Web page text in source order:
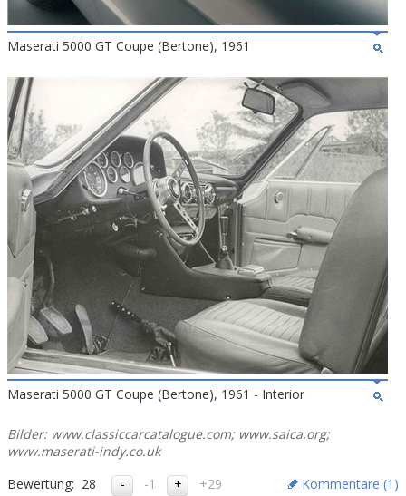
Maserati 5000 GT Coupe (Bertone), 1961
Maserati 5000 GT Coupe (Bertone), 1961 - Interior
Bilder: www.classiccarcatalogue.com; www.saica.org;
www.maserati-indy.co.uk
Bewertung: 28 -1 +29 Kommentare (1 )